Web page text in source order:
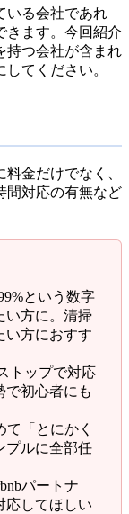
いる会社であれ
きます。今回紹介
持つ会社が含まれ
てください。
金だけでなく、
間対応の有無など
という数字
い方に。清掃
い方におすす
トップで対応
で初心者にも
「とにかく
プルに全部任
パートナ
応してほしい